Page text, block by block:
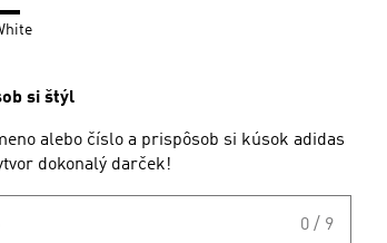
si štýl
alebo číslo a prispôsob si kúsok adidas
dokonalý darček!
0 / 9